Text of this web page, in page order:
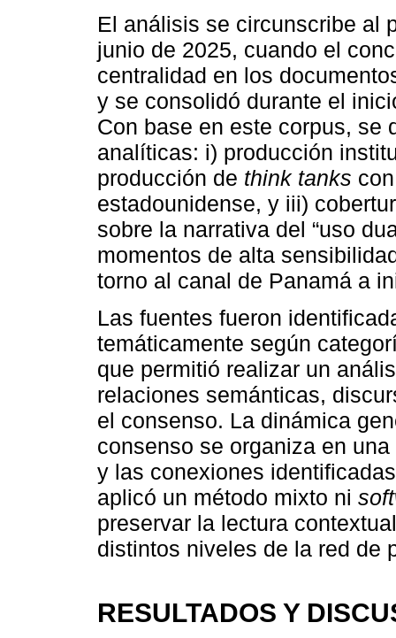
El análisis se circunscribe al
junio de 2025, cuando el
centralidad en los
y se consolidó durante el
Con base en este corpus, se
analíticas: i) producción
producción de think tanks
estadounidense, y iii)
sobre la narrativa del “uso
momentos de alta
torno al canal de Panamá a
Las fuentes fueron
temáticamente según
que permitió realizar un
relaciones semánticas,
el consenso. La dinámica
consenso se organiza en
y las conexiones
aplicó un método mixto ni
preservar la lectura
distintos niveles de la red de
RESULTADOS Y